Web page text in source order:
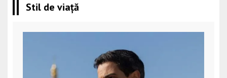
Stil de viață